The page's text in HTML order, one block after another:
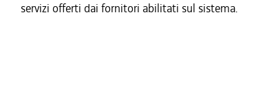
servizi offerti dai fornitori abilitati sul sistema.